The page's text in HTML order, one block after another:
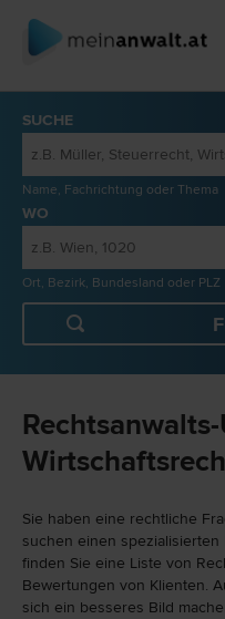
SUCHE
Name, Fachrichtung oder Thema
WO
Ort, Bezirk, Bundesland oder PLZ
Sie haben eine rechtliche
suchen einen spezialisierten
finden Sie eine Liste von
Bewertungen von Klienten.
sich ein besseres Bild